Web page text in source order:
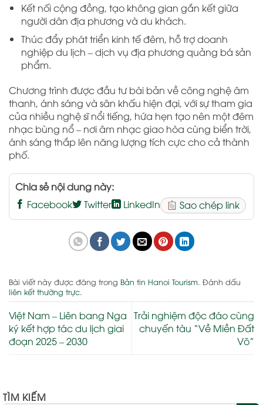
Kết nối cộng đồng, tạo không gian gắn kết giữa
người dân địa phương và du khách.
Thúc đẩy phát triển kinh tế đêm, hỗ trợ doanh
nghiệp du lịch – dịch vụ địa phương quảng bá sản
phẩm.
Chương trình được đầu tư bài bản về công nghệ âm
thanh, ánh sáng và sân khấu hiện đại, với sự tham gia
của nhiều nghệ sĩ nổi tiếng, hứa hẹn tạo nên một đêm
nhạc bùng nổ – nơi âm nhạc giao hòa cùng biển trời,
ánh sáng thắp lên năng lượng tích cực cho cả thành
phố.
Chia sẻ nội dung này:
Facebook
Twitter LinkedIn Sao chép link
Bài viết này được đăng trong Bản tin Hanoi Tourism . Đánh dấu
liên kết thường trực
Việt Nam – Liên bang Nga
ký kết hợp tác du lịch giai
đoạn 2025 – 2030
Trải nghiệm độc đáo cùng
chuyến tàu “Về Miền Đất
Võ”
TÌM KIẾM